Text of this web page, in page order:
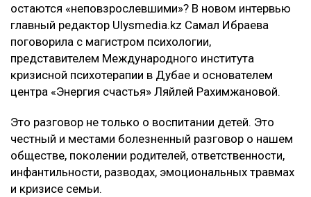
остаются «неповзрослевшими»? В новом интервью
главный редактор Ulysmedia.kz Самал Ибраева
поговорила с магистром психологии,
представителем Международного института
кризисной психотерапии в Дубае и основателем
центра «Энергия счастья» Ляйлей Рахимжановой.
Это разговор не только о воспитании детей. Это
честный и местами болезненный разговор о нашем
обществе, поколении родителей, ответственности,
инфантильности, разводах, эмоциональных травмах
и кризисе семьи.